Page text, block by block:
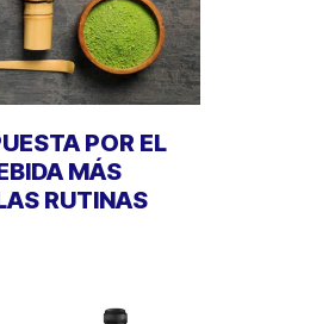
POR EL
MÁS
RUTINAS